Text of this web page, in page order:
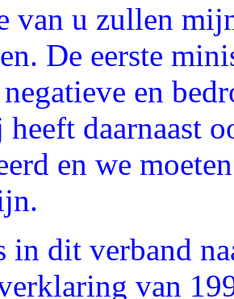
van u zullen
De eerste
negatieve en
daarnaast
en we
dit verband
van